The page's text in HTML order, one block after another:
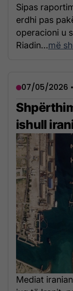
Sipas
erdhi pas
operacioni u
Riadin...më
07/05/2026
ishull
Mediat